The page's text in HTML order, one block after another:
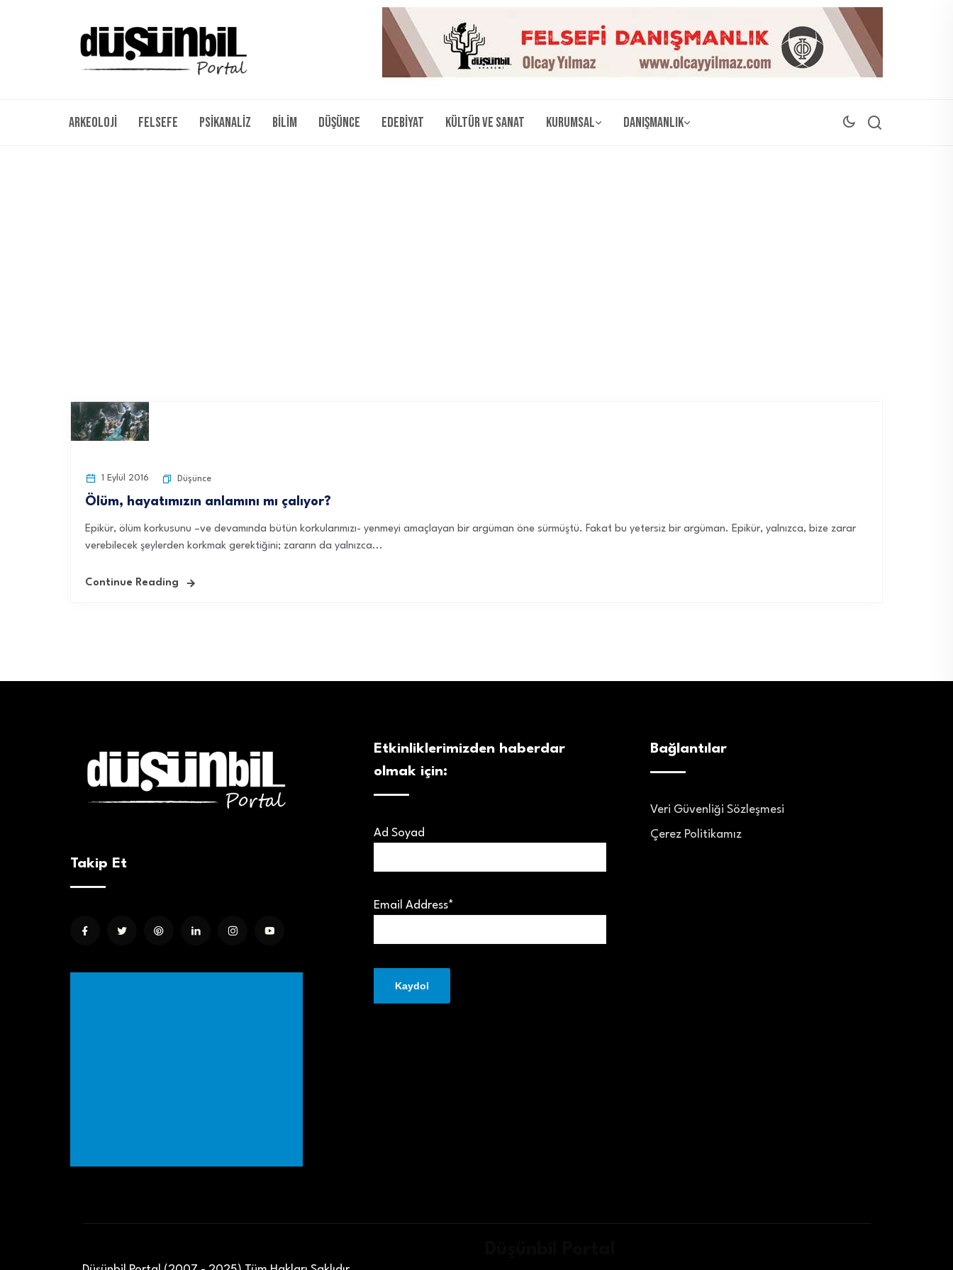
Arkeoloji Felsefe Psikanaliz Bilim Düşünce Edebiyat Kültür ve Sanat Kurumsal Danışmanlık
1 Eylül 2016 Düşünce
Ölüm, hayatımızın anlamını mı çalıyor?
Epikür, ölüm korkusunu –ve devamında bütün korkularımızı- yenmeyi amaçlayan bir argüman öne sürmüştü. Fakat bu yetersiz bir argüman. Epikür, yalnızca, bize zarar
verebilecek şeylerden korkmak gerektiğini; zararın da yalnızca...
Continue Reading
Takip Et
Etkinliklerimizden haberdar
olmak için:
Ad Soyad
Email Address*
Bağlantılar
Veri Güvenliği Sözleşmesi
Çerez Politikamız